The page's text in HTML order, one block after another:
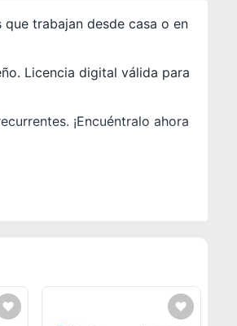
trabajan desde casa o en
Licencia digital válida para
¡Encuéntralo ahora